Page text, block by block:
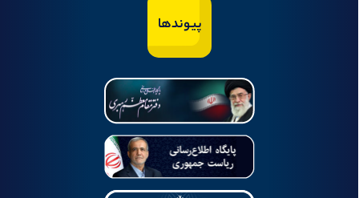
پیوندها